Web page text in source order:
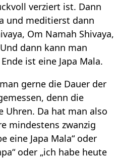
verziert ist. Dann
und meditierst dann
Om Namah Shivaya,
dann kann man
ist eine Japa Mala.
gerne die Dauer der
denn die
Uhren. Da hat man also
mindestens zwanzig
eine Japa Mala“ oder
oder „ich habe heute